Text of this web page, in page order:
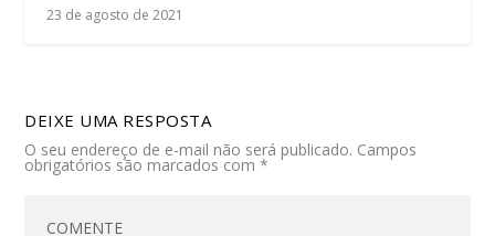
23 de agosto de 2021
DEIXE UMA RESPOSTA
O seu endereço de e-mail não será publicado. Campos
obrigatórios são marcados com*